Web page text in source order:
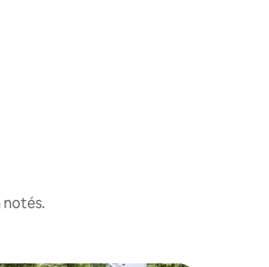
notés.